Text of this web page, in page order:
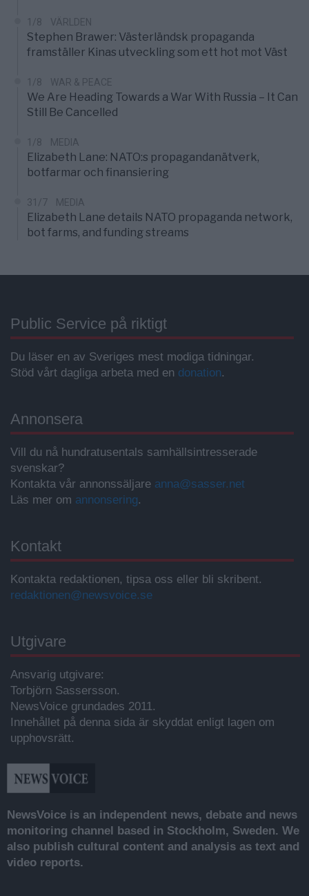
1/8 VÄRLDEN
Stephen Brawer: Västerländsk propaganda
framställer Kinas utveckling som ett hot mot Väst
1/8 WAR & PEACE
We Are Heading Towards a War With Russia – It Can
Still Be Cancelled
1/8 MEDIA
Elizabeth Lane: NATO:s propagandanätverk,
botfarmar och finansiering
31/7 MEDIA
Elizabeth Lane details NATO propaganda network,
bot farms, and funding streams
Public Service på riktigt
Du läser en av Sveriges mest modiga tidningar.
Stöd vårt dagliga arbeta med en donation.
Annonsera
Vill du nå hundratusentals samhällsintresserade
svenskar?
Kontakta vår annonssäljare anna@sasser.net
Läs mer om annonsering.
Kontakt
Kontakta redaktionen, tipsa oss eller bli skribent.
redaktionen@newsvoice.se
Utgivare
Ansvarig utgivare:
Torbjörn Sassersson.
NewsVoice grundades 2011.
Innehållet på denna sida är skyddat enligt lagen om
upphovsrätt.
NewsVoice is an independent news, debate and news
monitoring channel based in Stockholm, Sweden. We
also publish cultural content and analysis as text and
video reports.